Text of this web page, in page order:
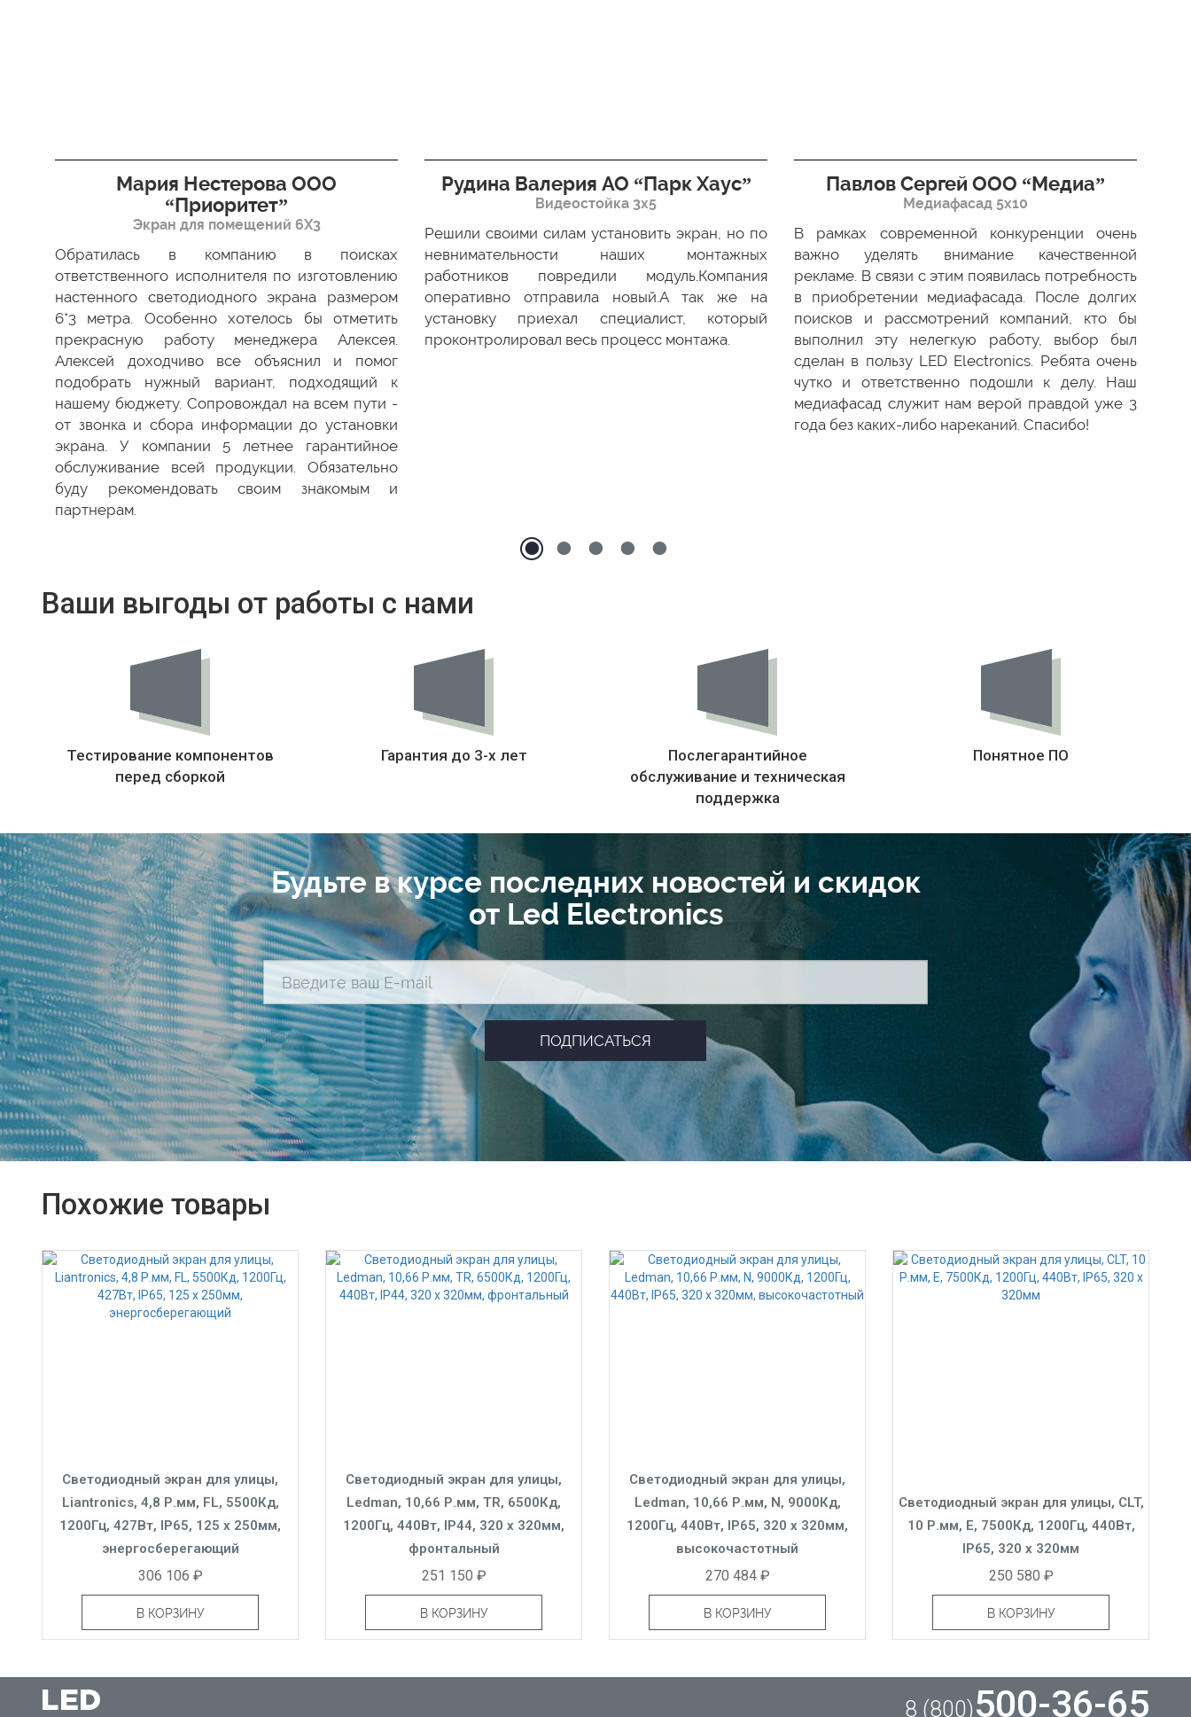
Мария Нестерова ООО
“Приоритет”
Экран для помещений 6Х3
Обратилась в компанию в поисках
ответственного исполнителя по изготовлению
настенного светодиодного экрана размером
6*3 метра. Особенно хотелось бы отметить
прекрасную работу менеджера Алексея.
Алексей доходчиво все объяснил и помог
подобрать нужный вариант, подходящий к
нашему бюджету. Сопровождал на всем пути -
от звонка и сбора информации до установки
экрана. У компании 5 летнее гарантийное
обслуживание всей продукции. Обязательно
буду рекомендовать своим знакомым и
партнерам.
Рудина Валерия АО “Парк Хаус”
Видеостойка 3х5
Решили своими силам установить экран, но по
невнимательности наших монтажных
работников повредили модуль.Компания
оперативно отправила новый.А так же на
установку приехал специалист, который
проконтролировал весь процесс монтажа.
Павлов Сергей ООО “Медиа”
Медиафасад 5х10
В рамках современной конкуренции очень
важно уделять внимание качественной
рекламе. В связи с этим появилась потребность
в приобретении медиафасада. После долгих
поисков и рассмотрений компаний, кто бы
выполнил эту нелегкую работу, выбор был
сделан в пользу LED Electronics. Ребята очень
чутко и ответственно подошли к делу. Наш
медиафасад служит нам верой правдой уже 3
года без каких-либо нареканий. Спасибо!
Ваши выгоды от работы с нами
Тестирование компонентов
перед сборкой
Гарантия до 3-х лет
Послегарантийное
обслуживание и техническая
поддержка
Понятное ПО
Будьте в курсе последних новостей и скидок
от Led Electronics
Похожие товары
Светодиодный экран для улицы,
Liantronics, 4,8 Р.мм, FL, 5500Кд,
1200Гц, 427Вт, IP65, 125 x 250мм,
энергосберегающий
306 106 ₽
В КОРЗИНУ
Светодиодный экран для улицы,
Ledman, 10,66 Р.мм, TR, 6500Кд,
1200Гц, 440Вт, IP44, 320 x 320мм,
фронтальный
251 150 ₽
В КОРЗИНУ
Светодиодный экран для улицы,
Ledman, 10,66 Р.мм, N, 9000Кд,
1200Гц, 440Вт, IP65, 320 x 320мм,
высокочастотный
270 484 ₽
В КОРЗИНУ
Светодиодный экран для улицы, CLT,
10 Р.мм, Е, 7500Кд, 1200Гц, 440Вт,
IP65, 320 x 320мм
250 580 ₽
В КОРЗИНУ
8 (800)500-36-65